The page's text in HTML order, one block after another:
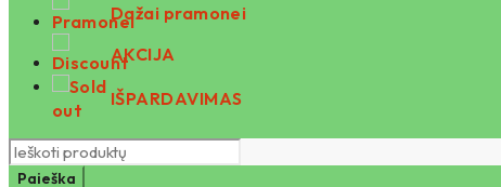
Dažai pramonei
AKCIJA
IŠPARDAVIMAS